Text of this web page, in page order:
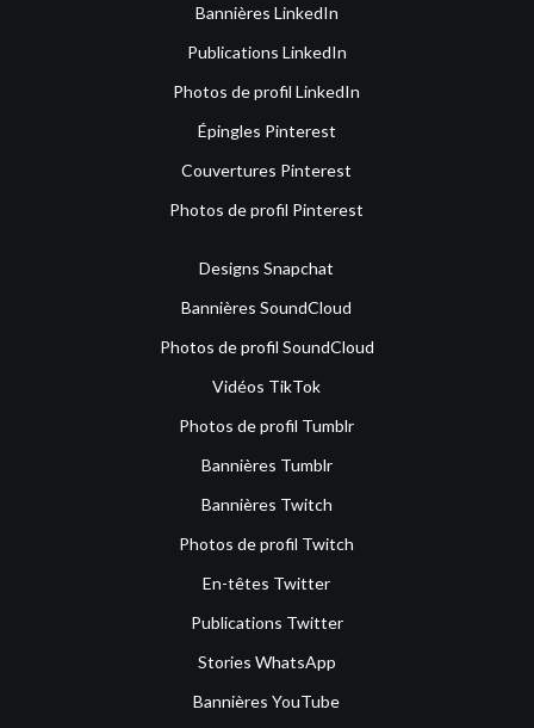
Bannières LinkedIn
Publications LinkedIn
Photos de profil LinkedIn
Épingles Pinterest
Couvertures Pinterest
Photos de profil Pinterest
Designs Snapchat
Bannières SoundCloud
Photos de profil SoundCloud
Vidéos TikTok
Photos de profil Tumblr
Bannières Tumblr
Bannières Twitch
Photos de profil Twitch
En-têtes Twitter
Publications Twitter
Stories WhatsApp
Bannières YouTube